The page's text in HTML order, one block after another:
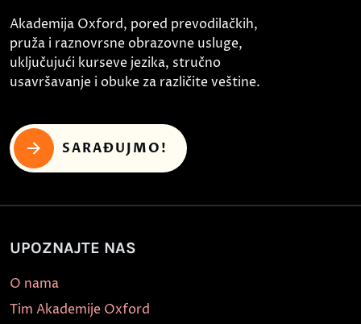
Akademija Oxford, pored prevodilačkih,
pruža i raznovrsne obrazovne usluge,
uključujući kurseve jezika, stručno
usavršavanje i obuke za različite veštine.
SARAĐUJMO!
UPOZNAJTE NAS
O nama
Tim Akademije Oxford